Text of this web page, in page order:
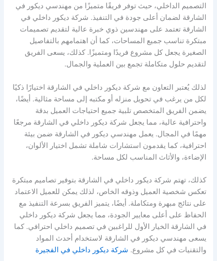
التصميم الداخلي، حيث توفر فريقًا متميزًا من مهندسي ديكور في
الشارقة لضمان أعلى جودة في التنفيذ. شركة ديكور داخلي في
الشارقة تعتمد على مهندسين ذوي خبرة عالية لتقديم تصميمات
مبتكرة تناسب جميع المساحات، كما أن اهتمامهم بالتفاصيل
الصغيرة يجعل كل مشروع فريدًا ومتميزًا. كذلك، يسعى الفريق
لتقديم حلول متكاملة تجمع بين العملية والجمال.
لذلك يُعتبر التعاون مع شركة ديكور داخلي في الشارقة اختيارًا ذكيًا
لكل من يرغب في تحويل منزله أو مكتبه إلى مساحة مثالية. أيضًا،
يضمن الفريق المتخصص تلبية جميع احتياجات العميل بدقة
واحترافية عالية، مما يجعل شركة ديكور داخلي في الشارقة مرجعًا
مهمًا في المجال. يعمل مهندسي ديكور في الشارقة ضمن بيئة
احترافية، كما يقدمون استشارات شاملة تشمل اختيار الألوان،
الإضاءة، والأثاث المناسب لكل مساحة.
كذلك، تهتم شركة ديكور داخلي في الشارقة بتوفير تصاميم مبتكرة
تعكس شخصية العميل وذوقه الخاص، لذلك يمكن للعميل الاعتماد
على نتائج مبهرة ومتكاملة. أيضًا، يتميز الفريق بسرعة التنفيذ مع
الحفاظ على أعلى معايير الجودة، مما يجعل شركة ديكور داخلي
في الشارقة الخيار الأول للراغبين في تصميم داخلي احترافي. كما
يسعى مهندسي ديكور في الشارقة لاستخدام أحدث المواد
والتقنيات في كل مشروع. شركة ديكور داخلي في الفجيرة